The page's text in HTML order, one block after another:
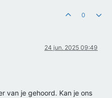
0
24 jun. 2025 09:49
van je gehoord. Kan je ons